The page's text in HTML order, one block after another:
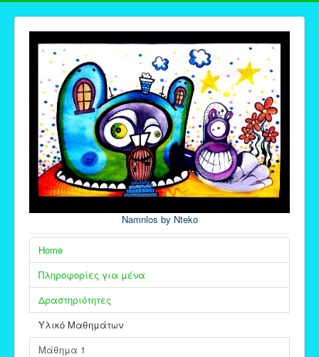
Namnlos by Nteko
Home
Πληροφορίες για μένα
Δραστηριότητες
Υλικό Μαθημάτων
Μάθημα 1